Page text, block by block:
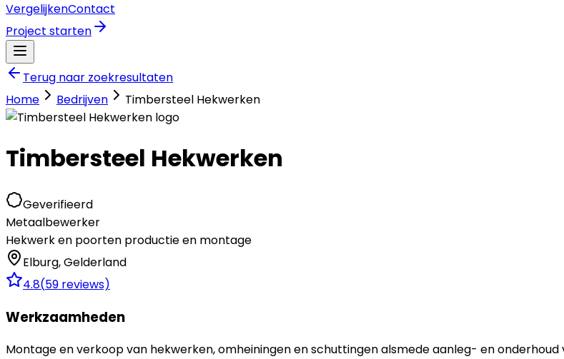
VergelijkenContact
Project starten
Terug naar zoekresultaten
Home
Bedrijven Timbersteel Hekwerken
Timbersteel Hekwerken
Geverifieerd
Metaalbewerker
Hekwerk en poorten productie en montage
Elburg,Gelderland
4.8(59 reviews)
Werkzaamheden
Montage en verkoop van hekwerken, omheiningen en schuttingen alsmede aanleg- en onderhoud